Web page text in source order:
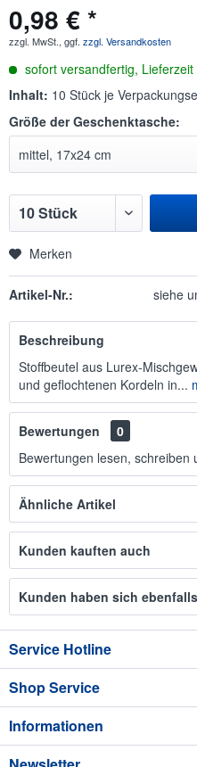
0,98 € *
zzgl. MwSt., ggf. zzgl. Versandkosten
sofort versandfertig,
Inhalt: 10 Stück je
Größe der Geschenktasche:
Merken
Artikel-Nr.: siehe
Beschreibung
Stoffbeutel aus Lurex-
und geflochtenen Kordeln in...
Bewertungen
0
Bewertungen lesen, schreiben
Ähnliche Artikel
Kunden kauften auch
Kunden haben sich
Service Hotline
Shop Service
Informationen